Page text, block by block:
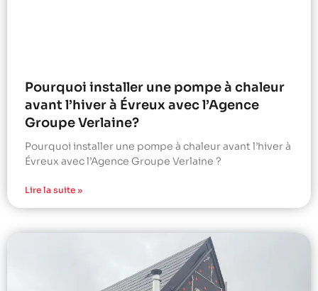
Pourquoi installer une pompe à chaleur
avant l’hiver à Évreux avec l’Agence
Groupe Verlaine?
Pourquoi installer une pompe à chaleur avant l’hiver à
Évreux avec l’Agence Groupe Verlaine ?
Lire la suite »